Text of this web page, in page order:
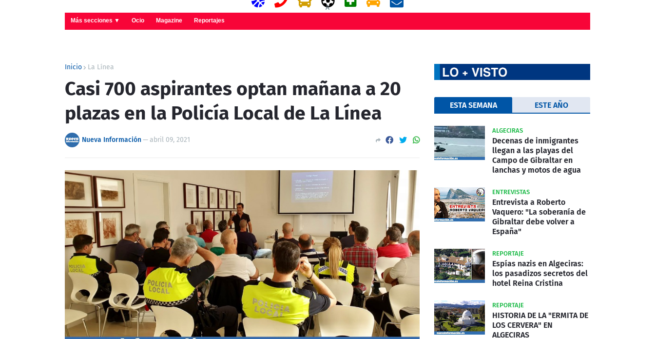
A
Más secciones ▼ Ocio Magazine Reportajes
Inicio La Línea
Casi 700 aspirantes optan mañana a 20
plazas en la Policía Local de La Línea
Nueva Información—abril 09, 2021
ESTA SEMANA ESTE AÑO
ALGECIRAS
Decenas de inmigrantes
llegan a las playas del
Campo de Gibraltar en
lanchas y motos de agua
ENTREVISTAS
Entrevista a Roberto
Vaquero: "La soberanía de
Gibraltar debe volver a
España"
REPORTAJE
Espías nazis en Algeciras:
los pasadizos secretos del
hotel Reina Cristina
REPORTAJE
HISTORIA DE LA "ERMITA DE
LOS CERVERA" EN
ALGECIRAS